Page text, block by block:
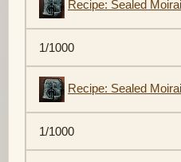
Recipe: Sealed
1/1000
Recipe: Sealed
1/1000